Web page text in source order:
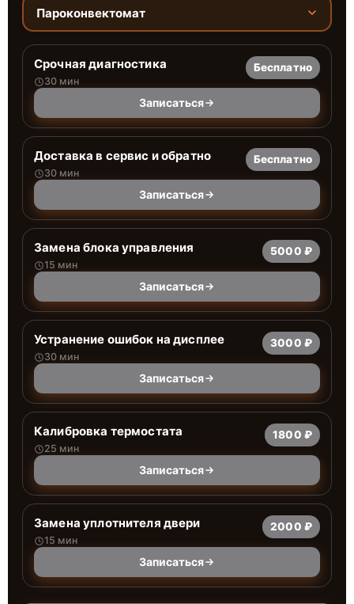
Пароконвектомат
Срочная диагностика
30 мин
Бесплатно
Записаться
Доставка в сервис и обратно
30 мин
Бесплатно
Записаться
Замена блока управления
15 мин
5000 ₽
Записаться
Устранение ошибок на дисплее
30 мин
3000 ₽
Записаться
Калибровка термостата
25 мин
1800 ₽
Записаться
Замена уплотнителя двери
15 мин
2000 ₽
Записаться